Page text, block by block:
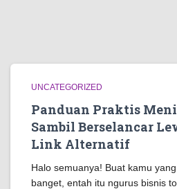
UNCATEGORIZED
Panduan Praktis
Sambil Berselancar
Link Alternatif
Halo semuanya! Buat kamu
banget, entah itu ngurus bisnis